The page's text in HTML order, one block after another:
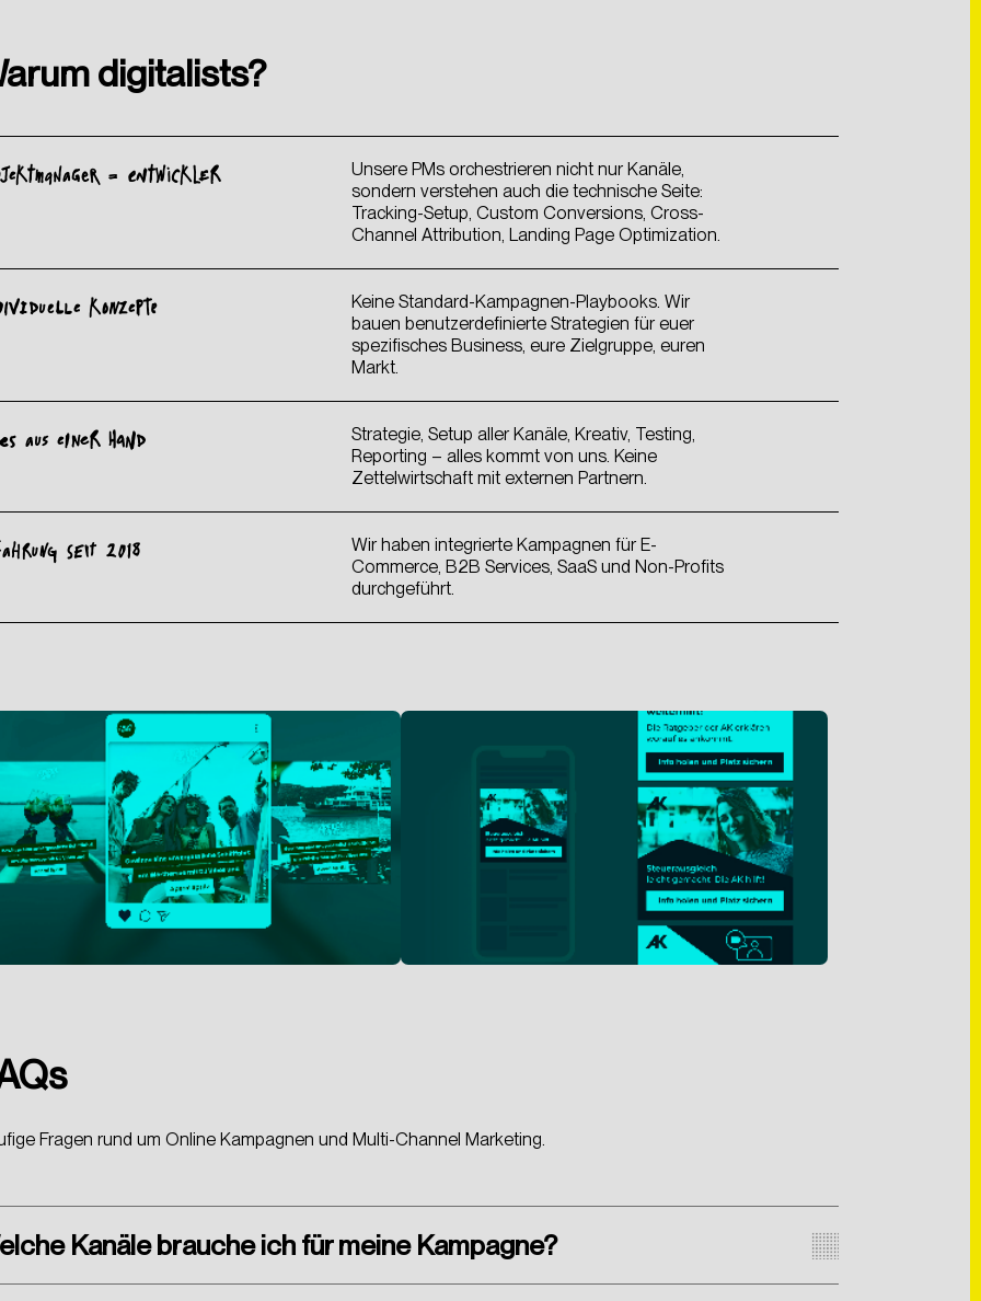
digitalists?
= ENTWICKLER
Unsere PMs orchestrieren nicht nur Kanäle,
sondern verstehen auch die technische Seite:
Tracking-Setup, Custom Conversions, Cross-
Channel Attribution, Landing Page Optimization.
KONZEPTE
Keine Standard-Kampagnen-Playbooks. Wir
bauen benutzerdefinierte Strategien für euer
spezifisches Business, eure Zielgruppe, euren
Markt.
AUS EINER HAND
Strategie, Setup aller Kanäle, Kreativ, Testing,
Reporting – alles kommt von uns. Keine
Zettelwirtschaft mit externen Partnern.
SEIT 2018
Wir haben integrierte Kampagnen für E-
Commerce, B2B Services, SaaS und Non-Profits
durchgeführt.
Fragen rund um Online Kampagnen und Multi-Channel Marketing.
Kanäle brauche ich für meine Kampagne?
gelesen zu haben. Ich willige der Verarbeitung meiner Daten zum